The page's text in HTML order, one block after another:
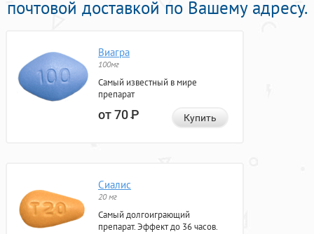
почтовой доставкой по Вашему адресу.
Виагра
100мг
Самый известный в мире
препарат
от 70Р Купить
Сиалис
20 мг
Самый долгоиграющий
препарат. Эффект до 36 часов.